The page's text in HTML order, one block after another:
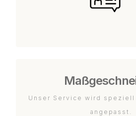
Unser Service wird speziell
angepasst.